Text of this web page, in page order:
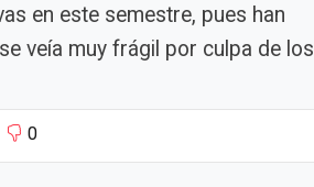
en este semestre, pues han
veía muy frágil por culpa de los
0